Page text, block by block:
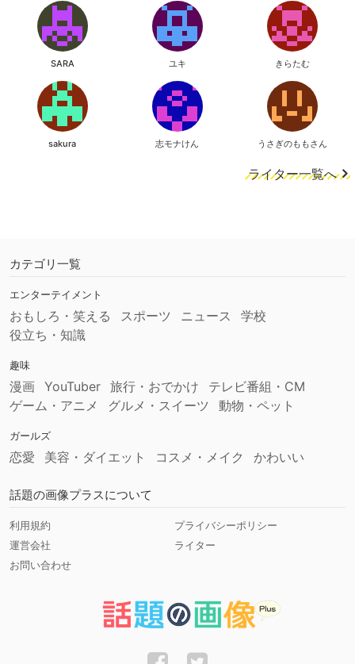
SARA ユキ きらたむ
sakura 志モナけん うさぎのももさん
ライター一覧へ
カテゴリ一覧
エンターテイメント
おもしろ・笑える スポーツ ニュース
学校
役立ち・知識
趣味
漫画 YouTuber 旅行・おでかけ
テレビ番組・CM
ゲーム・アニメ
グルメ・スイーツ 動物・ペット
ガールズ
恋愛 美容・ダイエット コスメ・メイク かわいい
話題の画像プラスについて
利用規約
プライバシーポリシー
運営会社
ライター
お問い合わせ